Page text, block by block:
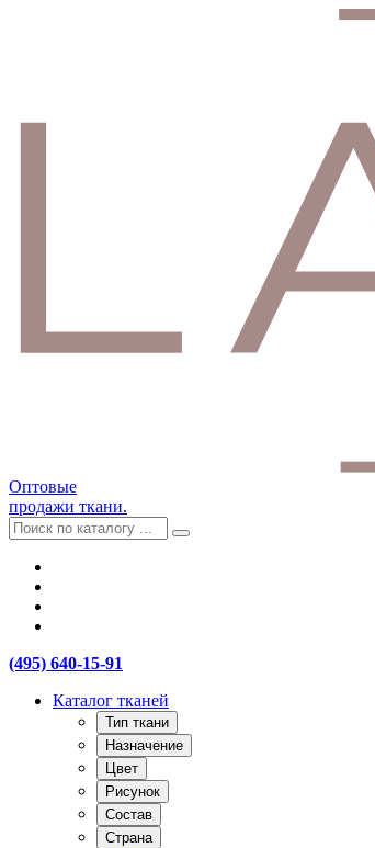
Оптовые
продажи ткани.
(495) 640-15-91
Каталог тканей
Тип ткани
Назначение
Цвет
Рисунок
Состав
Страна